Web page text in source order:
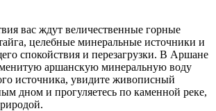
вас ждут величественные горные
целебные минеральные источники и
спокойствия и перезагрузки. В Аршане
аршанскую минеральную воду
источника, увидите живописный
дном и прогуляетесь по каменной реке,